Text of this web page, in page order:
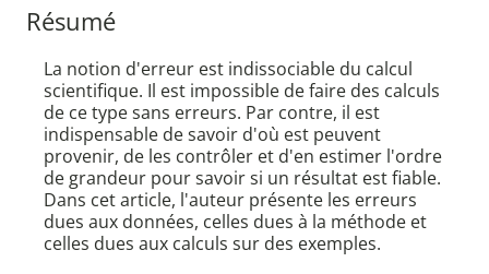
Résumé
La notion d'erreur est indissociable du calcul
scientifique. Il est impossible de faire des calculs
de ce type sans erreurs. Par contre, il est
indispensable de savoir d'où est peuvent
provenir, de les contrôler et d'en estimer l'ordre
de grandeur pour savoir si un résultat est fiable.
Dans cet article, l'auteur présente les erreurs
dues aux données, celles dues à la méthode et
celles dues aux calculs sur des exemples.